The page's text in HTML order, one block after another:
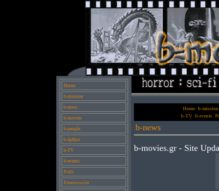
Home
b-mission
b-news
b-movies
b-people
b-άρθρα
b-TV
b-events
Polls
Επικοινωνία
Home b-mission
b-TV b-events
b-news
b-movies.gr - Site